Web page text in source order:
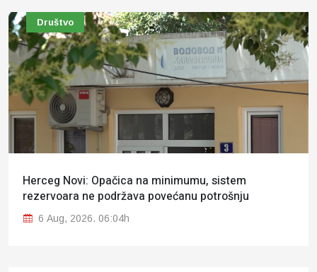
Herceg Novi: Opačica na minimumu, sistem
rezervoara ne podržava povećanu potrošnju
6 Aug, 2026. 06:04h
Društvo